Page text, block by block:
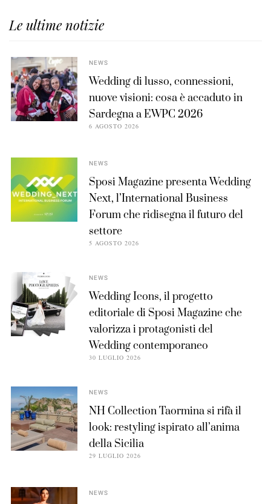
Le ultime notizie
NEWS
Wedding di lusso, connessioni,
nuove visioni: cosa è accaduto in
Sardegna a EWPC 2026
6 AGOSTO 2026
NEWS
Sposi Magazine presenta Wedding
Next, l’International Business
Forum che ridisegna il futuro del
settore
5 AGOSTO 2026
NEWS
Wedding Icons, il progetto
editoriale di Sposi Magazine che
valorizza i protagonisti del
Wedding contemporaneo
30 LUGLIO 2026
NEWS
NH Collection Taormina si rifà il
look: restyling ispirato all’anima
della Sicilia
29 LUGLIO 2026
NEWS